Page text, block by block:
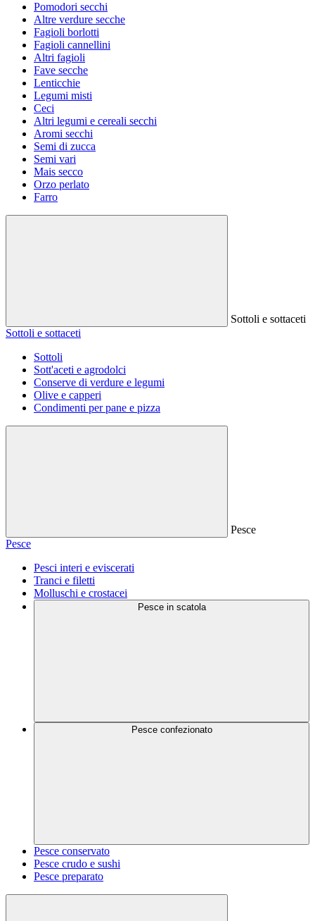
Pomodori secchi
Altre verdure secche
Fagioli borlotti
Fagioli cannellini
Altri fagioli
Fave secche
Lenticchie
Legumi misti
Ceci
Altri legumi e cereali secchi
Aromi secchi
Semi di zucca
Semi vari
Mais secco
Orzo perlato
Farro
Sottoli e sottaceti
Sottoli e sottaceti
Sottoli
Sott'aceti e agrodolci
Conserve di verdure e legumi
Olive e capperi
Condimenti per pane e pizza
Pesce
Pesce
Pesci interi e eviscerati
Tranci e filetti
Molluschi e crostacei
Pesce in scatola
Pesce confezionato
Pesce conservato
Pesce crudo e sushi
Pesce preparato